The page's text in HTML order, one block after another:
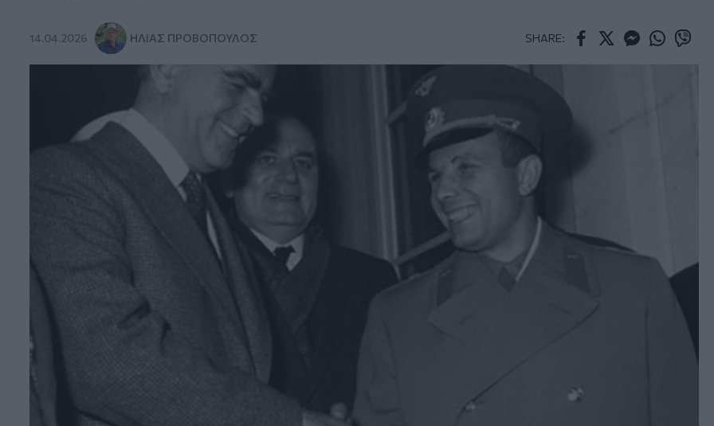
14.04.2026 ΗΛΊΑΣ ΠΡΟΒΌΠΟΥΛΟΣ SHARE: